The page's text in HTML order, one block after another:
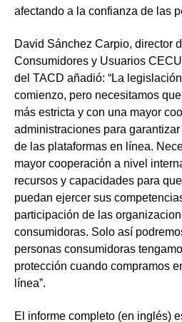
afectando a la confianza de las
David Sánchez Carpio, director
Consumidores y Usuarios
del TACD añadió: “La
comienzo, pero necesitamos
más estricta y con una mayor
administraciones para
de las plataformas en línea.
mayor cooperación a nivel
recursos y capacidades para
puedan ejercer sus
participación de las
consumidoras. Solo así
personas consumidoras
protección cuando compramos
línea”.
El informe completo (en inglés)